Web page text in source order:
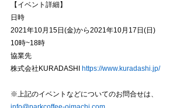
【イベント詳細】
日時
2021年10月15日(金)から2021年10月17日(日)
10時~18時
協業先
株式会社KURADASHI https://www.kuradashi.jp/
※上記のイベントなどについてのお問合せは、